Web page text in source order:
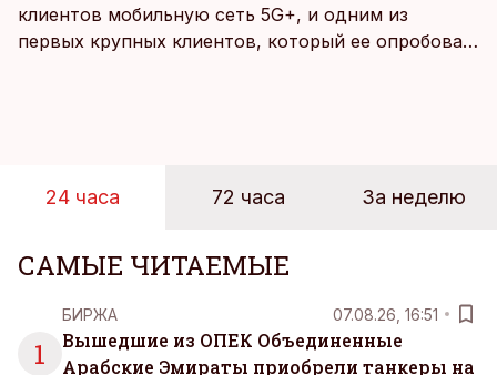
клиентов мобильную сеть 5G+, и одним из
первых крупных клиентов, который ее опробовал,
24 часа 72 часа За неделю
САМЫЕ ЧИТАЕМЫЕ
1
БИРЖА 07.08.26, 16:51
Вышедшие из ОПЕК Объединенные
Арабские Эмираты приобрели танкеры на